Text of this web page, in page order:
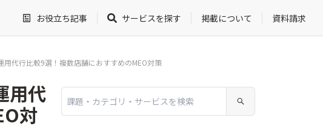
お役立ち記事 サービスを探す 掲載について 資料請求
代行比較9選！複数店舗におすすめのMEO対策
用代
対